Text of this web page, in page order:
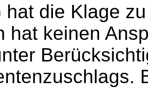
hat die Klage
hat keinen